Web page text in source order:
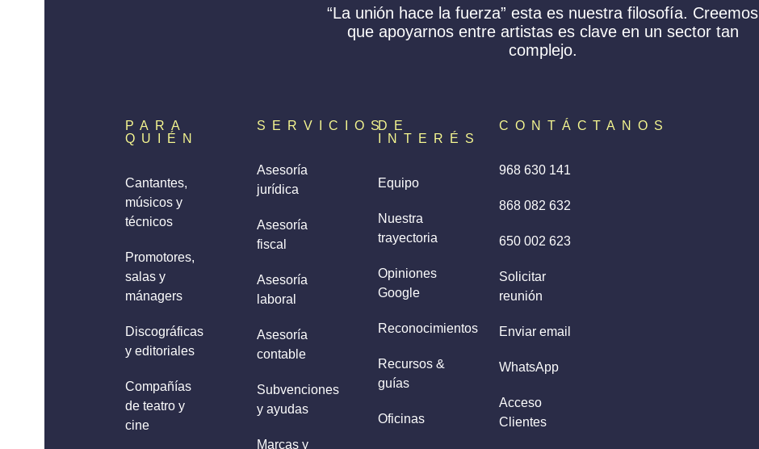
“La unión hace la fuerza” esta es nuestra filosofía. Creemos
que apoyarnos entre artistas es clave en un sector tan
complejo.
PARA
QUIÉN
Cantantes,
músicos y
técnicos
Promotores,
salas y
mánagers
Discográficas
y editoriales
Compañías
de teatro y
cine
SERVICIOS
Asesoría
jurídica
Asesoría
fiscal
Asesoría
laboral
Asesoría
contable
Subvenciones
y ayudas
Marcas y
DE
INTERÉS
Equipo
Nuestra
trayectoria
Opiniones
Google
Reconocimientos
Recursos &
guías
Oficinas
CONTÁCTANOS
968 630 141
868 082 632
650 002 623
Solicitar
reunión
Enviar email
WhatsApp
Acceso
Clientes